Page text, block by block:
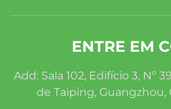
ENTRE EM
Add: Sala 102, Edifício 3, Nº
de Taiping,